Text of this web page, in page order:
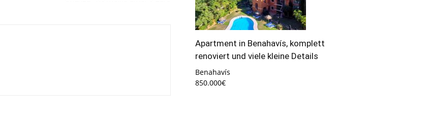
Apartment in Benahavís, komplett
renoviert und viele kleine Details
Benahavís
850.000€